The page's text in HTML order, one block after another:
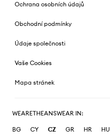
Ochrana osobních údajů
Obchodní podmínky
Údaje společnosti
Vaše Cookies
Mapa stránek
WEARETHEANSWEAR IN:
BG CY CZ GR HR HU